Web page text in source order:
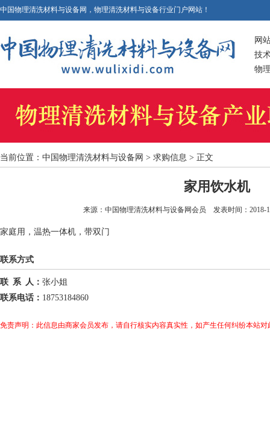
中国物理清洗材料与设备网，物理清洗材料与设备行业门户网站！
网
技
物
当前位置： 中国物理清洗材料与设备网 > 求购信息 > 正文
家用饮水机
来源：中国物理清洗材料与设备网会员 发表时间：2018-
家庭用，温热一体机，带双门
联系方式
联 系 人： 张小姐
联系电话： 18753184860
免责声明：此信息由商家会员发布，请自行核实内容真实性，如产生任何纠纷本站对